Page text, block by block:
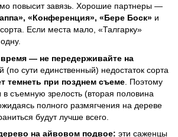
повысит завязь. Хорошие партнеры —
«Конференция», «Бере Боск» и
Если места мало, «Талгарку»
— не передерживайте на
(по сути единственный) недостаток сорта
темнеть при позднем съеме . Поэтому
съемную зрелость (вторая половина
полного размягчения на дереве
будут лучше всего.
на айвовом подвое: эти саженцы